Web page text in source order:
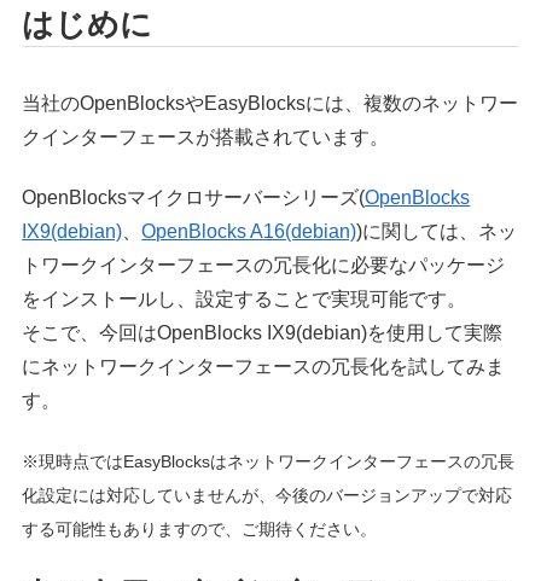
はじめに
当社のOpenBlocksやEasyBlocksには、複数のネットワー
クインターフェースが搭載されています。
OpenBlocksマイクロサーバーシリーズ(OpenBlocks
IX9(debian) 、OpenBlocks A16(debian))に関しては、ネッ
トワークインターフェースの冗長化に必要なパッケージ
をインストールし、設定することで実現可能です。
そこで、今回はOpenBlocks IX9(debian)を使用して実際
にネットワークインターフェースの冗長化を試してみま
す。
※現時点ではEasyBlocksはネットワークインターフェースの冗長
化設定には対応していませんが、今後のバージョンアップで対応
する可能性もありますので、ご期待ください。